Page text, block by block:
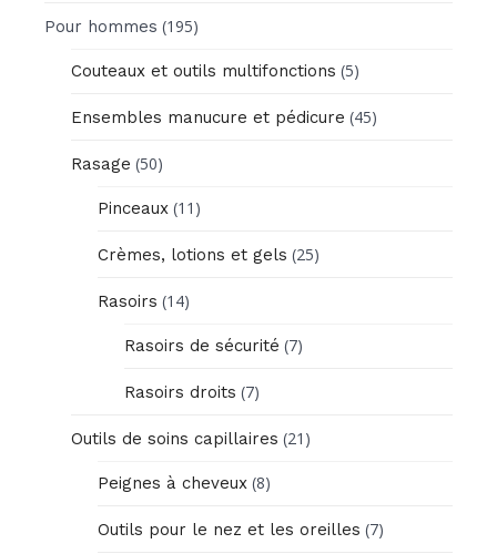
Pour hommes (195)
Couteaux et outils multifonctions (5)
Ensembles manucure et pédicure (45)
Rasage (50)
Pinceaux (11)
Crèmes, lotions et gels (25)
Rasoirs (14)
Rasoirs de sécurité (7)
Rasoirs droits (7)
Outils de soins capillaires (21)
Peignes à cheveux (8)
Outils pour le nez et les oreilles (7)